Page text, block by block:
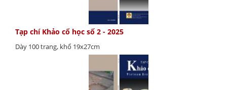
Tạp chí Khảo cổ học số 2 - 2025
Dày 100 trang, khổ 19x27cm